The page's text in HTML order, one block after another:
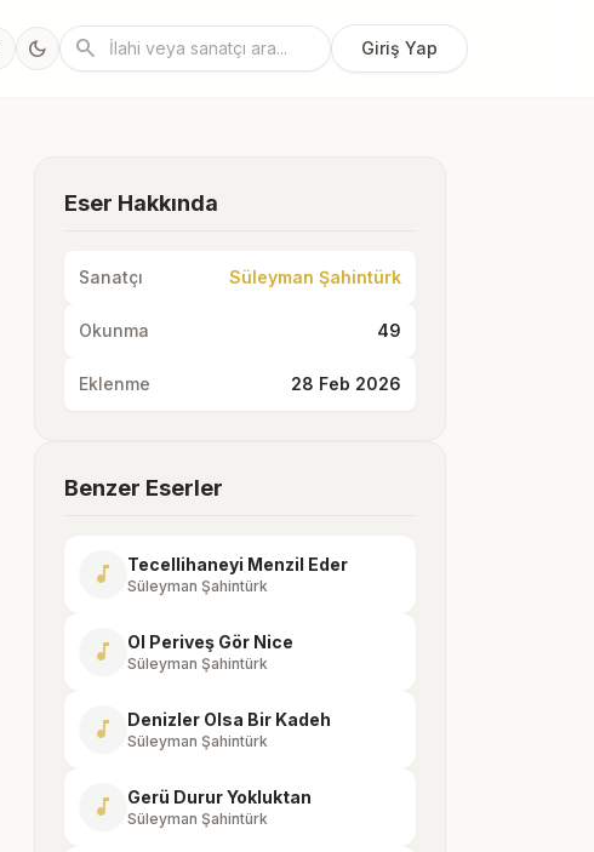
dark_mode search Giriş Yap
Eser Hakkında
Sanatçı Süleyman Şahintürk
Okunma 49
Eklenme 28 Feb 2026
Benzer Eserler
music_note Tecellihaneyi Menzil Eder
Süleyman Şahintürk
music_note Ol Periveş Gör Nice
Süleyman Şahintürk
music_note Denizler Olsa Bir Kadeh
Süleyman Şahintürk
music_note Gerü Durur Yokluktan
Süleyman Şahintürk